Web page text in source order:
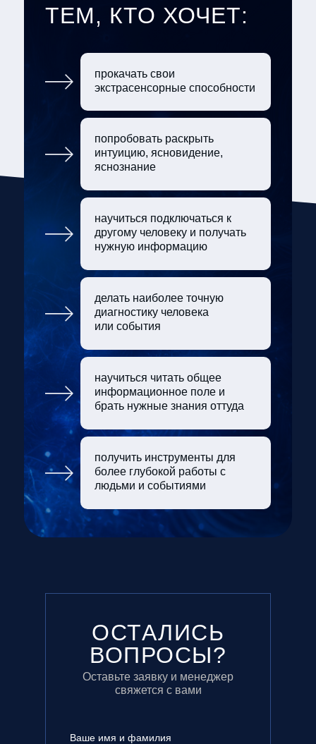
ТЕМ, КТО ХОЧЕТ:
прокачать свои
экстрасенсорные способности
попробовать раскрыть
интуицию, ясновидение,
яснознание
научиться подключаться к
другому человеку и получать
нужную информацию
делать наиболее точную
диагностику человека
или события
получить инструменты для
более глубокой работы с
людьми и событиями
научиться читать общее
информационное поле и
брать нужные знания оттуда
Ваше имя и фамилия
Оставьте заявку и менеджер
свяжется с вами
ОСТАЛИСЬ
ВОПРОСЫ?